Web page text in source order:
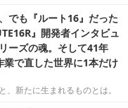
でも『ルート16』だった
』開発者インタビュ
ーズの魂。そして41年
で直した世界に1本だけ
新たに生まれるものとは。